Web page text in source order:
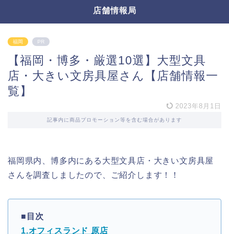
店舗情報局
福岡 PR
【福岡・博多・厳選10選】大型文具
店・大きい文房具屋さん【店舗情報一
覧】
2023年8月1日
記事内に商品プロモーション等を含む場合があります
福岡県内、博多内にある大型文具店・大きい文房具屋
さんを調査しましたので、ご紹介します！！
■目次
1.オフィスランド 原店